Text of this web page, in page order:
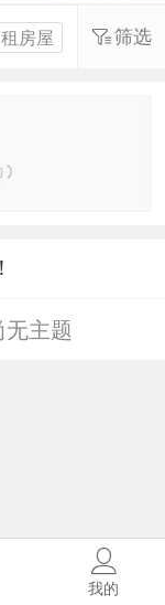
房屋 求租房屋
筛选
主题
我的